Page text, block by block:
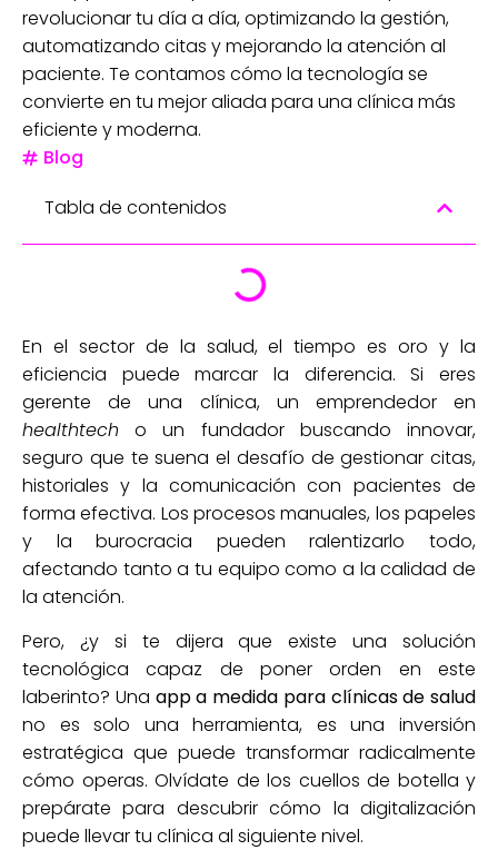
revolucionar tu día a día, optimizando la gestión,
automatizando citas y mejorando la atención al
paciente. Te contamos cómo la tecnología se
convierte en tu mejor aliada para una clínica más
eficiente y moderna.
Blog
Tabla de contenidos
En el sector de la salud, el tiempo es oro y la
eficiencia puede marcar la diferencia. Si eres
gerente de una clínica, un emprendedor en
healthtech o un fundador buscando innovar,
seguro que te suena el desafío de gestionar citas,
historiales y la comunicación con pacientes de
forma efectiva. Los procesos manuales, los papeles
y la burocracia pueden ralentizarlo todo,
afectando tanto a tu equipo como a la calidad de
la atención.
Pero, ¿y si te dijera que existe una solución
tecnológica capaz de poner orden en este
laberinto? Una app a medida para clínicas de salud
no es solo una herramienta, es una inversión
estratégica que puede transformar radicalmente
cómo operas. Olvídate de los cuellos de botella y
prepárate para descubrir cómo la digitalización
puede llevar tu clínica al siguiente nivel.